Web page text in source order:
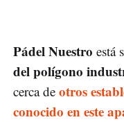
Pádel Nuestro está
del polígono
cerca de otros
conocido en este